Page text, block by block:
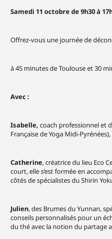
Samedi 11 octobre de 9h30 à
Offrez-vous une journée de
à 45 minutes de Toulouse et 30
Avec :
Isabelle, coach professionnel et
Française de Yoga Midi-
Catherine, créatrice du lieu Eco
court, elle s’est formée en
côtés de spécialistes du Shirin
Julien, des Brumes du Yunnan,
conseils personnalisés pour un
du thé avec la notion du partage